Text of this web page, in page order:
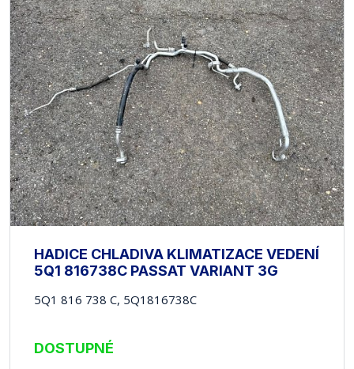
HADICE CHLADIVA KLIMATIZACE VEDENÍ
5Q1 816738C PASSAT VARIANT 3G
5Q1 816 738 C, 5Q1816738C
DOSTUPNÉ